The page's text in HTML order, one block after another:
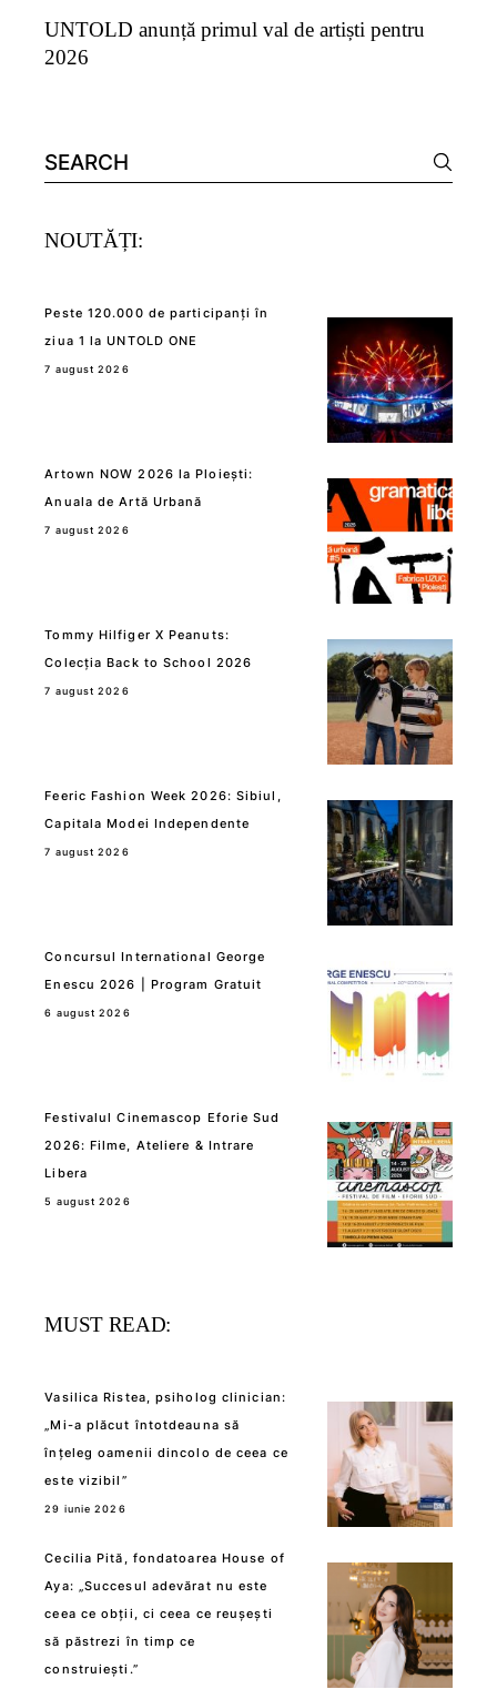
UNTOLD anunță primul val de artiști pentru
2026
Search
for:
NOUTĂȚI:
Peste 120.000 de participanți în
ziua 1 la UNTOLD ONE
7 august 2026
Artown NOW 2026 la Ploiești:
Anuala de Artă Urbană
7 august 2026
Tommy Hilfiger X Peanuts:
Colecția Back to School 2026
7 august 2026
Feeric Fashion Week 2026: Sibiul,
Capitala Modei Independente
7 august 2026
Concursul International George
Enescu 2026 | Program Gratuit
6 august 2026
Festivalul Cinemascop Eforie Sud
2026: Filme, Ateliere & Intrare
Libera
5 august 2026
MUST READ:
Vasilica Ristea, psiholog clinician:
„Mi-a plăcut întotdeauna să
înțeleg oamenii dincolo de ceea ce
este vizibil”
29 iunie 2026
Cecilia Pită, fondatoarea House of
Aya: „Succesul adevărat nu este
ceea ce obții, ci ceea ce reușești
să păstrezi în timp ce
construiești.”